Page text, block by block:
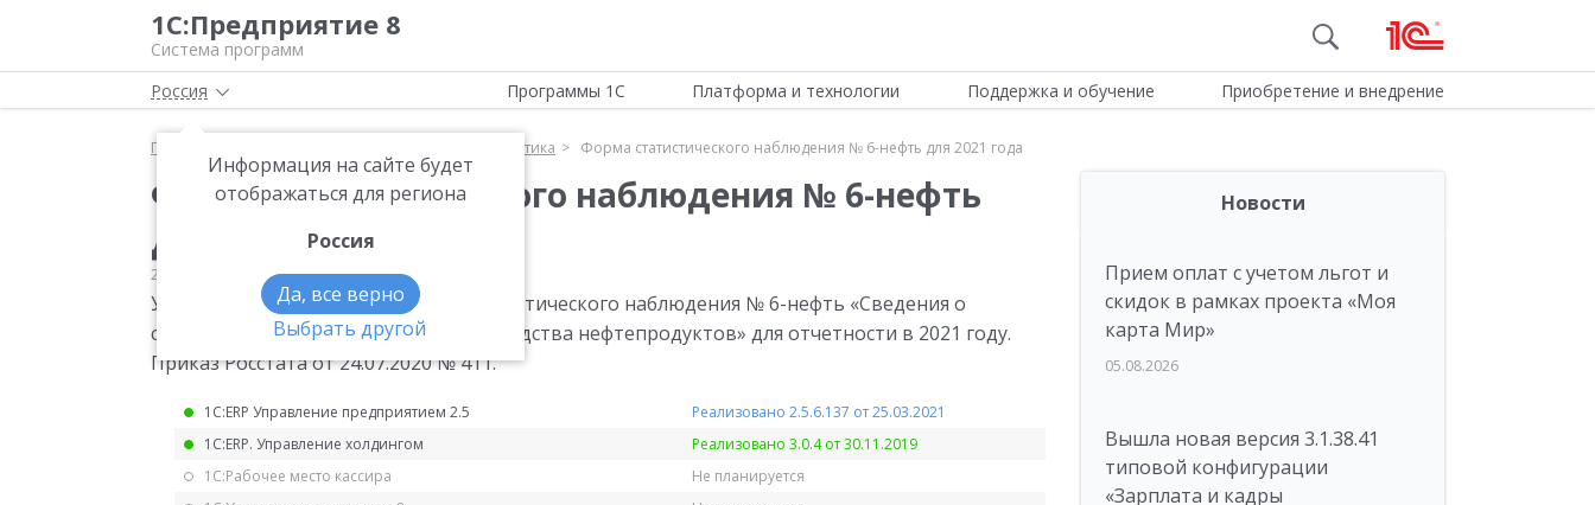
1С:Предприятие 8
Система программ
Россия
Информация на сайте будет
отображаться для региона
Россия
Да, все верно
Выбрать другой
Программы 1С Платформа и технологии Поддержка и обучение Приобретение и внедрение
Главная Статистика Форма статистического наблюдения № 6-нефть для 2021 года
Форма статистического наблюдения № 6-нефть
для 2021 года
24.07.2020 Статистика
Утверждена квартальная форма статистического наблюдения № 6-нефть «Сведения о
себестоимости добычи нефти, производства нефтепродуктов» для отчетности в 2021 году.
Приказ Росстата от 24.07.2020 № 411.
1С:ERP Управление предприятием 2.5
Реализовано 2.5.6.137 от 25.03.2021
1С:ERP. Управление холдингом
Реализовано 3.0.4 от 30.11.2019
1С:Рабочее место кассира
Не планируется
Новости
Прием оплат с учетом льгот и
скидок в рамках проекта «Моя
карта Мир»
05.08.2026
Вышла новая версия 3.1.38.41
типовой конфигурации
«Зарплата и кадры